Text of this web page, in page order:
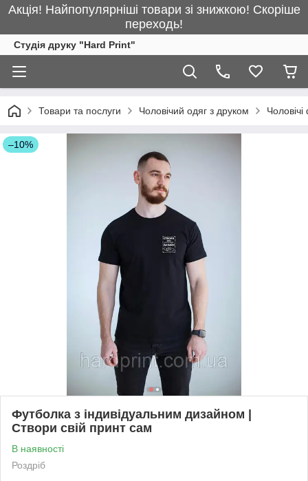
Акція! Найпопулярніші товари зі знижкою! Скоріше
переходь!
Студія друку "Hard Print"
Товари та послуги Чоловічий одяг з друком
–10%
Футболка з індивідуальним дизайном |
Створи свій принт сам
В наявності
Роздріб